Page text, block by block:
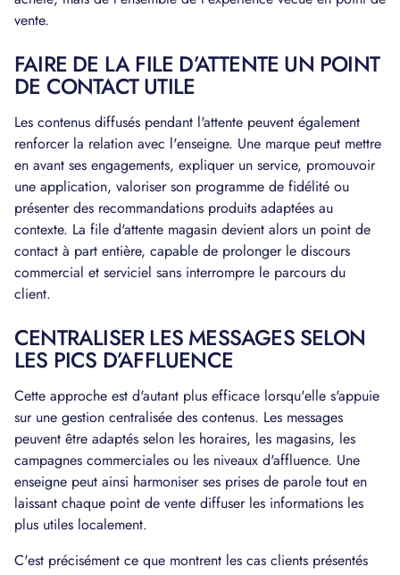
vente.
FAIRE DE LA FILE D’ATTENTE UN POINT
DE CONTACT UTILE
Les contenus diffusés pendant l'attente peuvent également
renforcer la relation avec l'enseigne. Une marque peut mettre
en avant ses engagements, expliquer un service, promouvoir
une application, valoriser son programme de fidélité ou
présenter des recommandations produits adaptées au
contexte. La file d'attente magasin devient alors un point de
contact à part entière, capable de prolonger le discours
commercial et serviciel sans interrompre le parcours du
client.
CENTRALISER LES MESSAGES SELON
LES PICS D’AFFLUENCE
Cette approche est d'autant plus efficace lorsqu'elle s'appuie
sur une gestion centralisée des contenus. Les messages
peuvent être adaptés selon les horaires, les magasins, les
campagnes commerciales ou les niveaux d'affluence. Une
enseigne peut ainsi harmoniser ses prises de parole tout en
laissant chaque point de vente diffuser les informations les
plus utiles localement.
C'est précisément ce que montrent les cas clients présentés